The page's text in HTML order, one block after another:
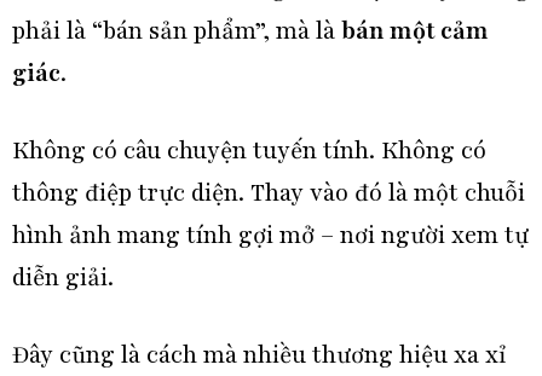
phải là “bán sản phẩm”, mà làbán một cảm
giác.
Không có câu chuyện tuyến tính. Không có
thông điệp trực diện. Thay vào đó là một chuỗi
hình ảnh mang tính gợi mở – nơi người xem tự
diễn giải.
Đây cũng là cách mà nhiều thương hiệu xa xỉ